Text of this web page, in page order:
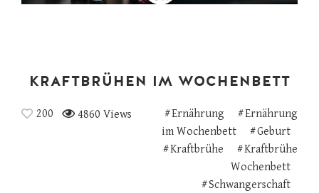
KRAFTBRÜHEN IM WOCHENBETT
200 4860 Views Ernährung
Ernährung
im Wochenbett
Geburt
Kraftbrühe
Kraftbrühe
Wochenbett
Schwangerschaft